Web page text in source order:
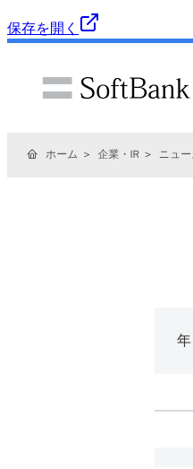
保存を開く